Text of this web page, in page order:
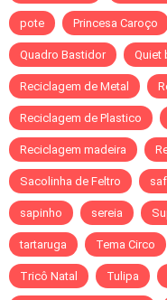
pote Princesa Caroço
Quadro Bastidor Quiet
Reciclagem de Metal
Reciclagem de Plastico
Reciclagem madeira
Sacolinha de Feltro
sapinho sereia
tartaruga Tema Circo
Tricô Natal Tulipa